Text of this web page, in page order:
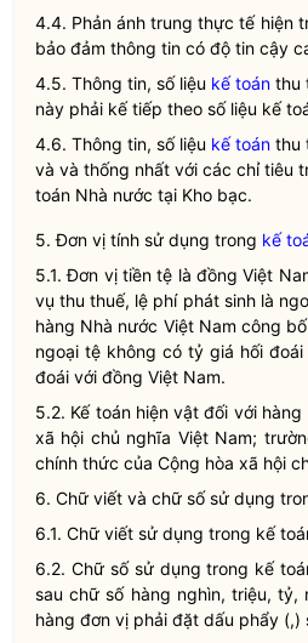
4.4. Phản ánh trung thực tế hiện
bảo đảm thông tin có độ tin cậy
4.5. Thông tin, số liệu kế toán thu
này phải kế tiếp theo số liệu kế
4.6. Thông tin, số liệu kế toán thu
và và thống nhất với các chỉ tiêu
toán Nhà nước tại Kho bạc.
5. Đơn vị tính sử dụng trong kế
5.1. Đơn vị tiền tệ là đồng Việt
vụ thu thuế, lệ phí phát sinh là
hàng Nhà nước Việt Nam công
ngoại tệ không có tỷ giá hối
đoái với đồng Việt Nam.
5.2. Kế toánhiện vật đối với hàng
xã hội chủ nghĩa Việt Nam;
chính thức của Cộng hòa xã hội
6. Chữ viết và chữ số sử dụng
6.1. Chữ viết sử dụng trong kế
6.2. Chữ số sử dụng trong kế
sau chữ số hàng nghìn, triệu,
hàng đơn vị phải đặt dấu phẩy (,)